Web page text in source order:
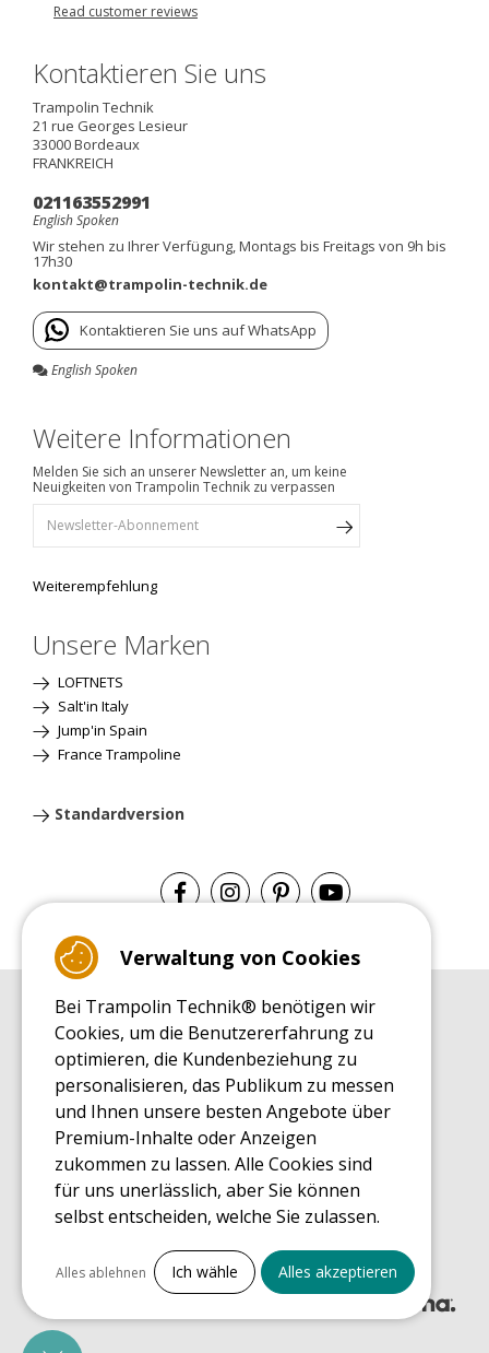
Read customer reviews
Kontaktieren Sie uns
Trampolin Technik
21 rue Georges Lesieur
33000Bordeaux
FRANKREICH
021163552991
English Spoken
Wir stehen zu Ihrer Verfügung, Montags bis Freitags von 9h bis
17h30
kontakt@trampolin-technik.de
Kontaktieren Sie uns auf WhatsApp
English Spoken
Weitere Informationen
Melden Sie sich an unserer Newsletter an, um keine
Neuigkeiten von Trampolin Technik zu verpassen
Weiterempfehlung
Unsere Marken
LOFTNETS
Salt'in Italy
Jump'in Spain
France Trampoline
Standardversion
EINKAUFSRATGEBER
Einkaufsratgeber
MONTAGE RATGEBER
Montagehinweise für ein Freizeit Trampolin
PFLEGERATGEBER
Pflegeratgeber für Ihr Freizeit Trampolin
ENDECKUNGSTOUR
Was Sie über Freizeit Trampoline wissen sollten
EINKAUFSRATGEBER FÜR ERSATZTEILE
Verwaltung von Cookies
Bei Trampolin Technik® benötigen wir
Cookies, um die Benutzererfahrung zu
optimieren, die Kundenbeziehung zu
personalisieren, das Publikum zu messen
und Ihnen unsere besten Angebote über
Premium-Inhalte oder Anzeigen
zukommen zu lassen. Alle Cookies sind
für uns unerlässlich, aber Sie können
selbst entscheiden, welche Sie zulassen.
Alles ankreuzen
Notwendige Cookies
Alles ablehnen Ich wähle Alles akzeptieren